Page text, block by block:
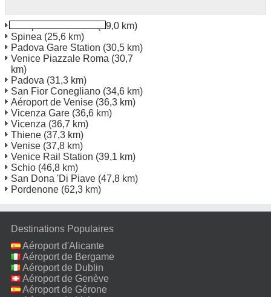
(19,0 km)
Spinea (25,6 km)
Padova Gare Station (30,5 km)
Venice Piazzale Roma (30,7
km)
Padova (31,3 km)
San Fior Conegliano (34,6 km)
Aéroport de Venise (36,3 km)
Vicenza Gare (36,6 km)
Vicenza (36,7 km)
Thiene (37,3 km)
Venise (37,8 km)
Venice Rail Station (39,1 km)
Schio (46,8 km)
San Dona 'Di Piave (47,8 km)
Pordenone (62,3 km)
Destinations Populaires
Aéroport d'Alicante
Aéroport de Bergame
Aéroport de Dublin
Aéroport de Genève
Aéroport de Gérone